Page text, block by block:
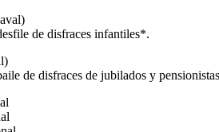
de disfraces infantiles*.
de disfraces de jubilados y